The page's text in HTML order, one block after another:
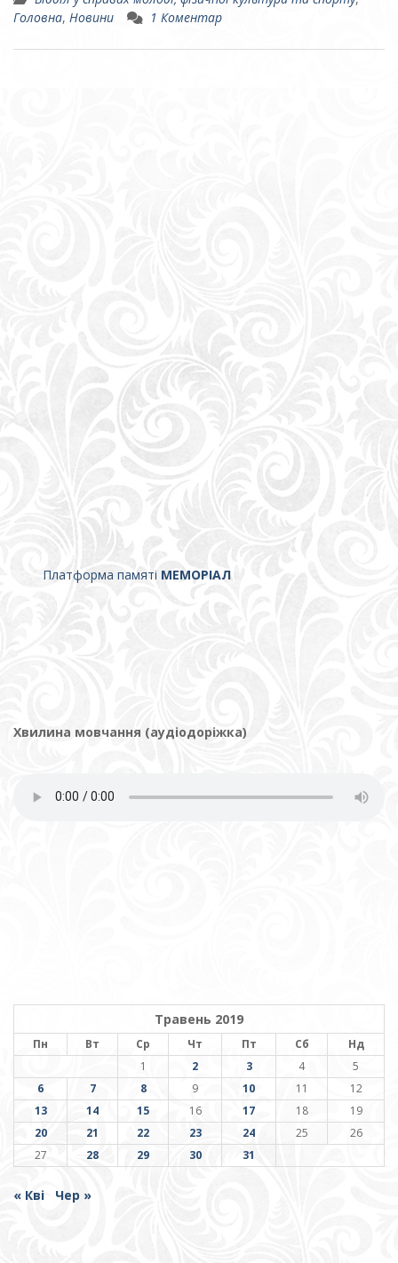
Головна, Новини 1 Коментар
Платформа памяті МЕМОРІАЛ
Хвилина мовчання (аудіодоріжка)
Травень 2019
Пн Вт Ср Чт Пт Сб
Нд
1
2 3 4
5
6
7 8 9 10 11
12
13
14 15 16 17 18
19
20
21 22 23 24 25
26
27
28 29 30 31
« Кві Чер »